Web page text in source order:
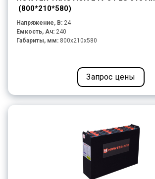
(800*210*580)
Напряжение, В: 24
Емкость, Ач: 240
Габариты, мм: 800x210x580
Запрос цены